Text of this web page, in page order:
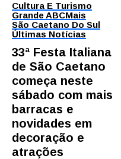
Cultura E Turismo
Grande ABCMais
São Caetano Do Sul
Últimas Notícias
33ª Festa Italiana
de São Caetano
começa neste
sábado com mais
barracas e
novidades em
decoração e
atrações